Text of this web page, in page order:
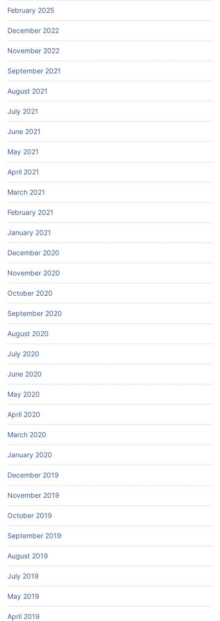
February 2025
December 2022
November 2022
September 2021
August 2021
July 2021
June 2021
May 2021
April 2021
March 2021
February 2021
January 2021
December 2020
November 2020
October 2020
September 2020
August 2020
July 2020
June 2020
May 2020
April 2020
March 2020
January 2020
December 2019
November 2019
October 2019
September 2019
August 2019
July 2019
May 2019
April 2019